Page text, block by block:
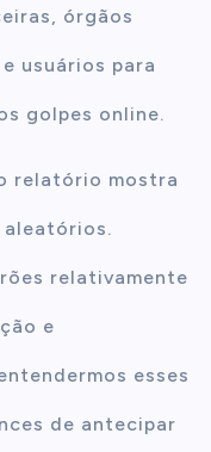
órgãos
usuários para
golpes online.
relatório mostra
aleatórios.
relativamente
e
esses
de antecipar